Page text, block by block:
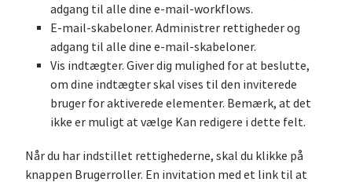
adgang til alle dine e-mail-workflows.
E-mail-skabeloner. Administrer rettigheder og
adgang til alle dine e-mail-skabeloner.
Vis indtægter. Giver dig mulighed for at beslutte,
om dine indtægter skal vises til den inviterede
bruger for aktiverede elementer. Bemærk, at det
ikke er muligt at vælge Kan redigere i dette felt.
Når du har indstillet rettighederne, skal du klikke på
knappen Brugerroller. En invitation med et link til at